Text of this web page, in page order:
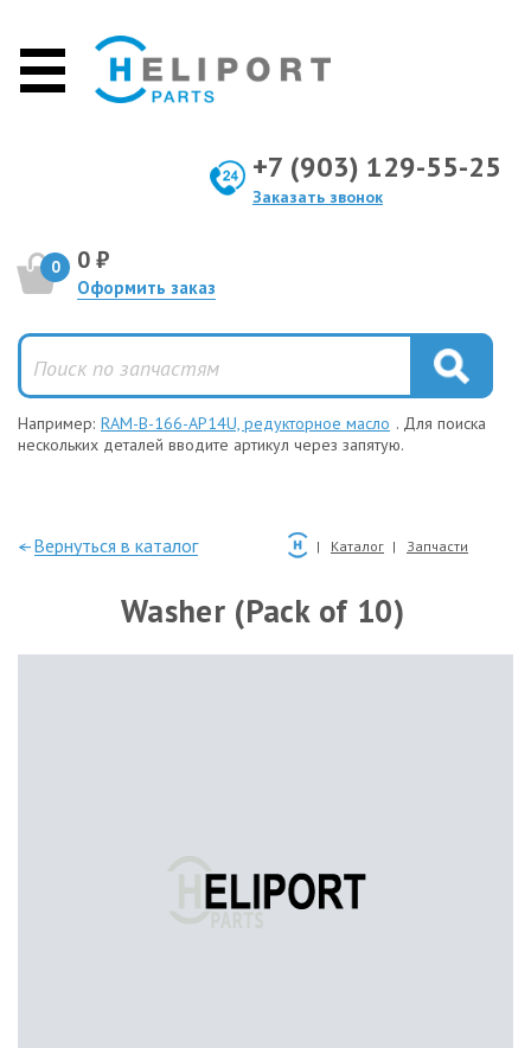
+7 (903) 129-55-25
Заказать звонок
0 0 ₽
Оформить заказ
Например: RAM-B-166-AP14U, редукторное масло . Для поиска
нескольких деталей вводите артикул через запятую.
—Вернуться в каталог Каталог Запчасти
Washer (Pack of 10)